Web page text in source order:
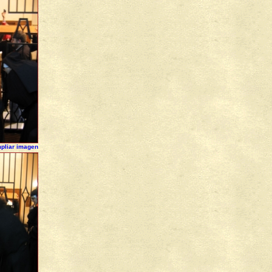
imagen